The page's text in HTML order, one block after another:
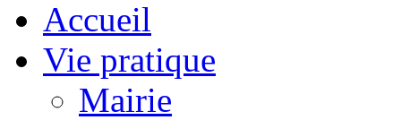
Accueil
Vie pratique
Mairie